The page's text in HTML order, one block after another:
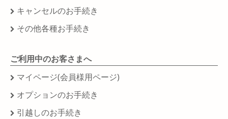
キャンセルのお手続き
その他各種お手続き
ご利用中のお客さまへ
マイページ(会員様用ページ)
オプションのお手続き
引越しのお手続き